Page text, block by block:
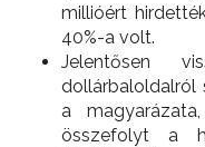
millióért
40%-a volt.
Jelentősen
dollárbaloldalról
a
összefolyt a